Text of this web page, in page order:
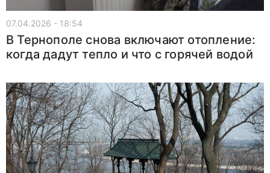
07.04.2026 - 18:54
В Тернополе снова включают отопление:
когда дадут тепло и что с горячей водой